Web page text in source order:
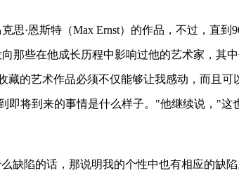
思·恩斯特（Max Ernst）的作品，不过，直到
那些在他成长历程中影响过他的艺术家，其
藏的艺术作品必须不仅能够让我感动，而且可
即将到来的事情是什么样子。"他继续说，"这
缺陷的话，那说明我的个性中也有相应的缺